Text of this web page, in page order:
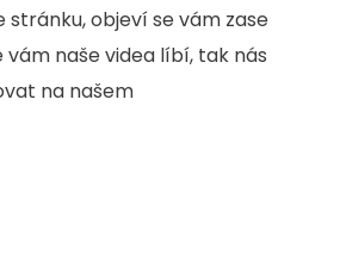
stránku, objeví se vám zase
vám naše videa líbí, tak nás
na našem